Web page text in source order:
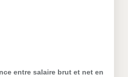
entre salaire brut et net en